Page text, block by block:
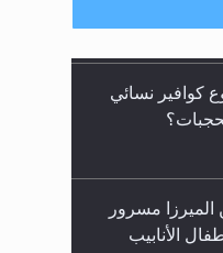
كوافير نسائي
الميرزا مسرور
الأنابيب